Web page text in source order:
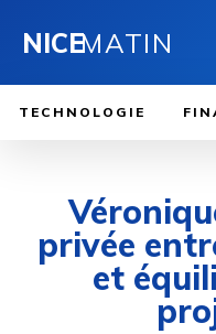
NICEMATIN
TECHNOLOGIE
privée
et